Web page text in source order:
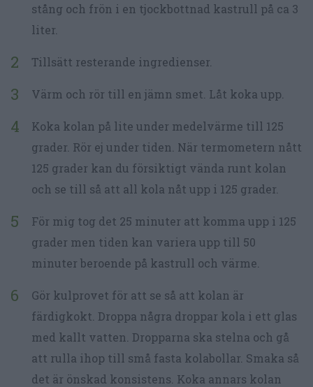
stång och frön i en tjockbottnad kastrull på ca 3
liter.
Tillsätt resterande ingredienser.
Värm och rör till en jämn smet. Låt koka upp.
Koka kolan på lite under medelvärme till 125
grader. Rör ej under tiden. När termometern nått
125 grader kan du försiktigt vända runt kolan
och se till så att all kola nåt upp i 125 grader.
För mig tog det 25 minuter att komma upp i 125
grader men tiden kan variera upp till 50
minuter beroende på kastrull och värme.
Gör kulprovet för att se så att kolan är
färdigkokt. Droppa några droppar kola i ett glas
med kallt vatten. Dropparna ska stelna och gå
att rulla ihop till små fasta kolabollar. Smaka så
det är önskad konsistens. Koka annars kolan